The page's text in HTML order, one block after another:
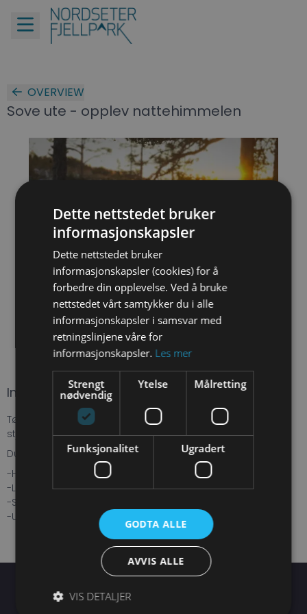
OVERVIEW
Sove ute - opplev nattehimmelen
Instructions
Tørr du....gi deg selv den opplevelse...at sove med
stjernene?
Du trenger:
-Hengekøye med straps og en tarp
-Liggeunderlag
-Sovepose med lakenpose
-Ulltøy, buff og lue
Dette nettstedet bruker
informasjonskapsler
Dette nettstedet bruker
informasjonskapsler (cookies) for å
forbedre din opplevelse. Ved å bruke
nettstedet vårt samtykker du i alle
informasjonskapsler i samsvar med
retningslinjene våre for
informasjonskapsler. Les mer
Strengt
nødvendig
Ytelse Målretting
Funksjonalitet Ugradert
GODTA ALLE
AVVIS ALLE
VIS DETALJER